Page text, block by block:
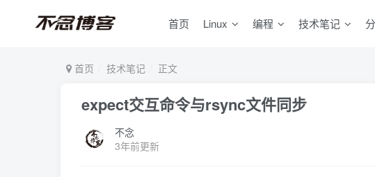
首页 Linux 编程 技术笔记
首页 技术笔记 正文
expect交互命令与rsync文件同步
不念
3年前更新